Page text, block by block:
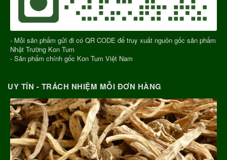
- Mỗi sản phẩm gửi đi có QR CODE để truy xuất nguồn gốc sản phẩm
Nhật Trường Kon Tum
- Sản phẩm chính gốc Kon Tum Việt Nam
UY TÍN - TRÁCH NHIỆM MỖI ĐƠN HÀNG